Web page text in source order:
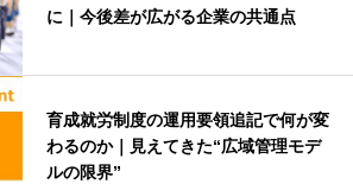
に｜今後差が広がる企業の共通点
育成就労制度の運用要領追記で何が変
わるのか｜見えてきた“広域管理モデ
ルの限界”